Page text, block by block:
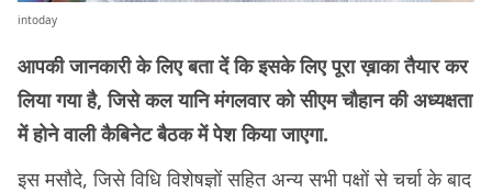
intoday
आपकी जानकारी के लिए बता दें कि इसके लिए पूरा ख़ाका तैयार कर
लिया गया है, जिसे कल यानि मंगलवार को सीएम चौहान की अध्यक्षता
में होने वाली कैबिनेट बैठक में पेश किया जाएगा.
इस मसौदे, जिसे विधि विशेषज्ञों सहित अन्य सभी पक्षों से चर्चा के बाद